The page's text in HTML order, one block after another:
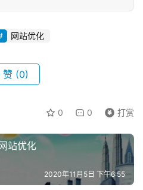
网站优化
赞 (0)
0 0 打赏
站优化
2020年11月5日 下午6:55